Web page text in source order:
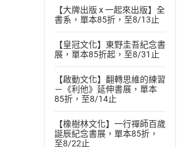
【大牌出版 x 一起來出版】全
書系，單本85折，至8/13止
【皇冠文化】東野圭吾紀念書
展，單本85折起，至8/31止
【啟動文化】翻轉思維的練習
－《利他》延伸書展，單本
85折，至8/14止
【橡樹林文化】一行禪師百歲
誕辰紀念書展，單本85折，
至8/22止